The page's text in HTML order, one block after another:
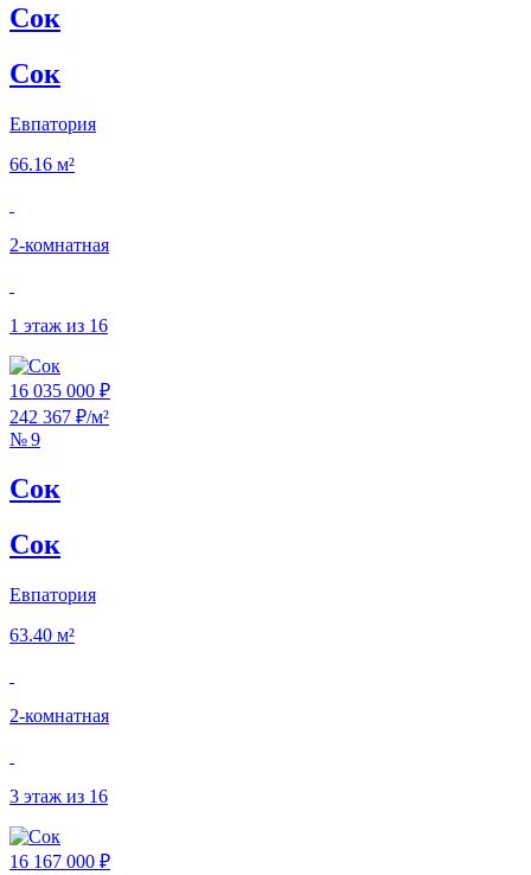
Сок
Сок
Евпатория
66.16 м²
2‑комнатная
1 этаж из 16
16 035 000 ₽
242 367 ₽/м²
№ 9
Сок
Сок
Евпатория
63.40 м²
2‑комнатная
3 этаж из 16
16 167 000 ₽